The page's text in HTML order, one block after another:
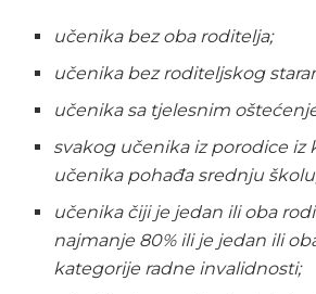
učenika bez oba roditelja;
učenika bez roditeljskog
učenika sa tjelesnim
svakog učenika iz porodice iz
učenika pohađa srednju
učenika čiji je jedan ili oba
najmanje 80% ili je jedan ili
kategorije radne invalidnosti;